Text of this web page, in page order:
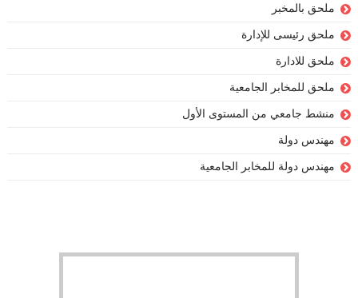
ملحق بالمخبر
ملحق رئيسى للإدارة
ملحق للادارة
ملحق للمخابر الجامعية
منشط جامعي من المستوى الأول
مهندس دولة
مهندس دولة للمخابر الجامعية